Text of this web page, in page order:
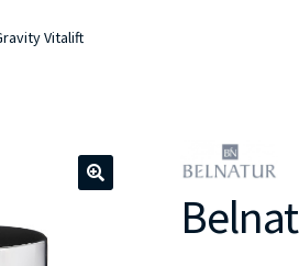
Vitalift